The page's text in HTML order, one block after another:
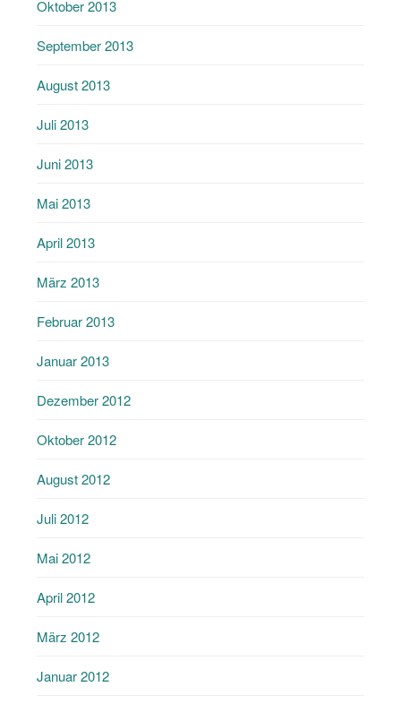
Oktober 2013
September 2013
August 2013
Juli 2013
Juni 2013
Mai 2013
April 2013
März 2013
Februar 2013
Januar 2013
Dezember 2012
Oktober 2012
August 2012
Juli 2012
Mai 2012
April 2012
März 2012
Januar 2012